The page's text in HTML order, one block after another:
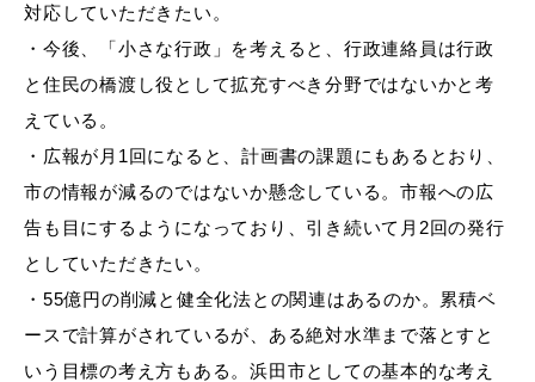
便利なサービス
防災・防犯メール
気象情報リンク集
ごみ分別早見表
対応していただきたい。
・ 今後、「小さな行政」を考えると、行政連絡員は行政
と住民の橋渡し役として拡充すべき分野ではないかと考
えている。
・ 広報が月 1回になると、計画書の課題にもあるとおり、
市の情報が減るのではないか懸念している。市報への広
告も目にするようになっており、引き続いて月2回の発行
としていただきたい。
・ 55億円の削減と健全化法との関連はあるのか。累積ベ
ースで計算がされているが、ある絶対水準まで落とすと
いう目標の考え方もある。浜田市としての基本的な考え